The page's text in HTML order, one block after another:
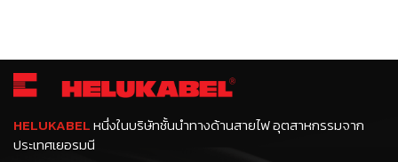
HELUKABELหนึ่งในบริษัทชั้นนำทางด้านสายไฟ อุตสาหกรรมจาก
ประเทศเยอรมนี